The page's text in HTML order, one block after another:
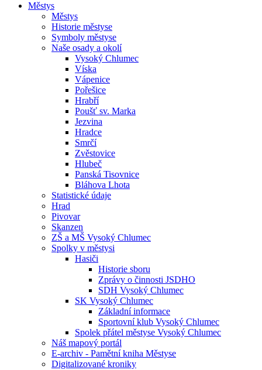
Městys
Městys
Historie městyse
Symboly městyse
Naše osady a okolí
Vysoký Chlumec
Víska
Vápenice
Pořešice
Hrabří
Poušť sv. Marka
Jezvina
Hradce
Smrčí
Zvěstovice
Hlubeč
Panská Tisovnice
Bláhova Lhota
Statistické údaje
Hrad
Pivovar
Skanzen
ZŠ a MŠ Vysoký Chlumec
Spolky v městysi
Hasiči
Historie sboru
Zprávy o činnosti JSDHO
SDH Vysoký Chlumec
SK Vysoký Chlumec
Základní informace
Sportovní klub Vysoký Chlumec
Spolek přátel městyse Vysoký Chlumec
Náš mapový portál
E-archiv - Pamětní kniha Městyse
Digitalizované kroniky